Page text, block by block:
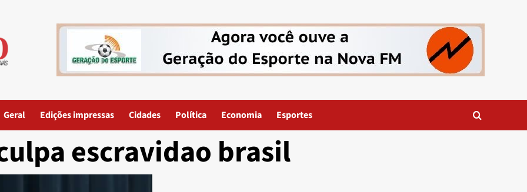
Geral Edições impressas Cidades Política Economia Esportes
escravidao brasil